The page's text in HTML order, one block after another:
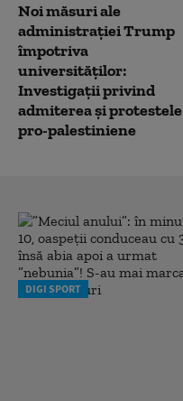
Noi măsuri ale
administrației Trump
împotriva
universităților:
Investigații privind
admiterea și protestele
pro-palestiniene
DIGI SPORT